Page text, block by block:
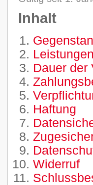
Inhalt
Leistungen
Dauer der
Haftung
Widerruf